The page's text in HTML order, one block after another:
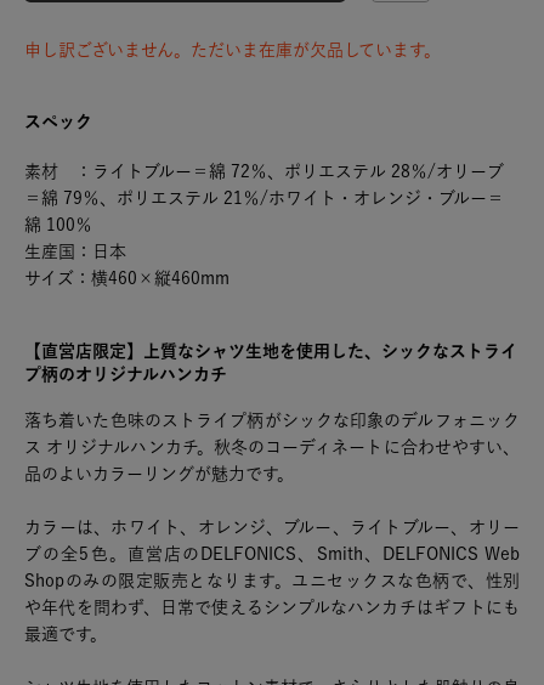
申し訳ございません。ただいま在庫が欠品しています。
スペック
素材 ：ライトブルー＝綿 72％、ポリエステル 28％/オリーブ
＝綿 79％、ポリエステル 21％/ホワイト・オレンジ・ブルー＝
綿 100％
生産国：日本
サイズ：横460×縦460mm
【直営店限定】上質なシャツ生地を使用した、シックなストライ
プ柄のオリジナルハンカチ
落ち着いた色味のストライプ柄がシックな印象のデルフォニック
ス オリジナルハンカチ。秋冬のコーディネートに合わせやすい、
品のよいカラーリングが魅力です。
カラーは、ホワイト、オレンジ、ブルー、ライトブルー、オリー
ブの全5色。直営店のDELFONICS、Smith、DELFONICS Web
Shopのみの限定販売となります。ユニセックスな色柄で、性別
や年代を問わず、日常で使えるシンプルなハンカチはギフトにも
最適です。